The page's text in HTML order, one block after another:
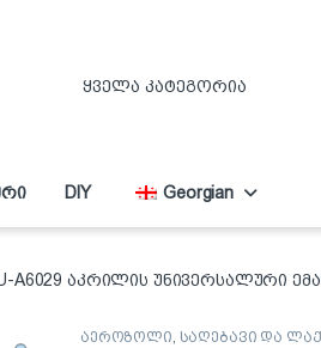
DIY Georgian
KU-A6029 აკრილის
აეროზოლი, საღებავი და